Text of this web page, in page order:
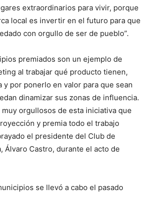
extraordinarios para vivir, porque
local es invertir en el futuro para que
con orgullo de ser de pueblo”.
premiados son un ejemplo de
al trabajar qué producto tienen,
y por ponerlo en valor para que sean
dinamizar sus zonas de influencia.
orgullosos de esta iniciativa que
y premia todo el trabajo
el presidente del Club de
Álvaro Castro, durante el acto de
se llevó a cabo el pasado